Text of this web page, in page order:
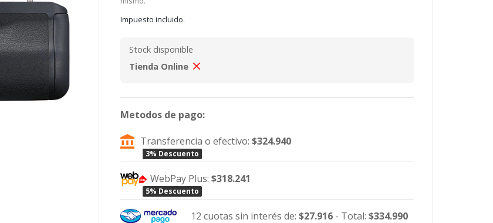
Impuesto incluido.
Stock disponible
Tienda Online
Metodos de pago:
Transferencia o efectivo:$324.940
3% Descuento
WebPay Plus:$318.241
5% Descuento
12 cuotas sin interés de: $27.916- Total: $334.990